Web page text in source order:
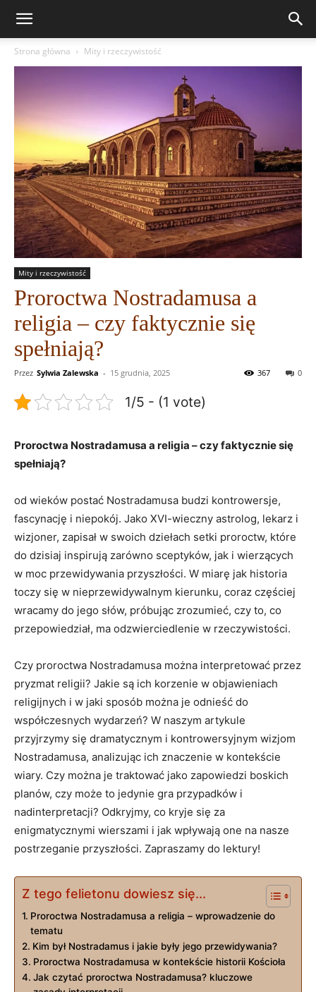
Strona główna Mity i rzeczywistość
Mity i rzeczywistość
Proroctwa Nostradamusa a
religia – czy faktycznie się
spełniają?
Przez Sylwia Zalewska - 15 grudnia, 2025 0
367
1/5 - (1 vote)
Proroctwa Nostradamusa a ⁢religia – czy faktycznie się
spełniają?
od wieków ‌postać Nostradamusa budzi kontrowersje,
fascynację​ i niepokój. Jako XVI-wieczny astrolog, lekarz i
⁤wizjoner, zapisał‌ w⁢ swoich ‌dziełach setki proroctw, które
do dzisiaj inspirują zarówno​ sceptyków, jak i wierzących
w moc przewidywania przyszłości. ​W miarę jak historia
⁤toczy się ‌w⁢ nieprzewidywalnym kierunku, coraz częściej
wracamy do ⁤jego słów, próbując zrozumieć, czy ⁣to, ​co
‌przepowiedział, ma ⁢odzwierciedlenie w ⁢rzeczywistości.
Czy proroctwa‍ Nostradamusa ⁣można interpretować przez
pryzmat⁣ religii? ​Jakie są ich korzenie w⁤ objawieniach
religijnych i w ‍jaki ⁣sposób ​można je odnieść do
współczesnych ​wydarzeń? W naszym artykule
przyjrzymy​ się ⁢dramatycznym i kontrowersyjnym wizjom
⁢Nostradamusa,⁤ analizując ich znaczenie w kontekście
wiary. Czy można⁣ je ⁣traktować jako zapowiedzi boskich ​
planów, czy może to​ jedynie ‍gra ​przypadków i
nadinterpretacji? Odkryjmy, co kryje się za​
enigmatycznymi wierszami ⁢i⁣ jak⁣ wpływają one na nasze
postrzeganie⁣ przyszłości. Zapraszamy⁤ do lektury!
Z tego felietonu dowiesz się...
Proroctwa‍ Nostradamusa a religia – ‌wprowadzenie do
tematu
Kim był⁤ Nostradamus i ⁤jakie‌ były ⁤jego przewidywania?
Proroctwa Nostradamusa⁢ w ‍kontekście⁢ historii Kościoła
Jak czytać proroctwa Nostradamusa? ⁢kluczowe⁢